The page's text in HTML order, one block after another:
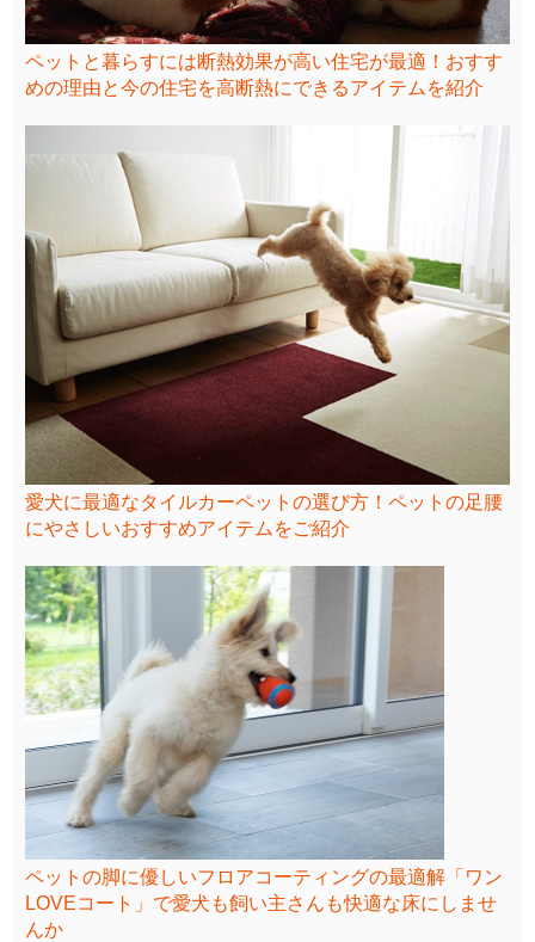
ペットと暮らすには断熱効果が高い住宅が最適！おすす
めの理由と今の住宅を高断熱にできるアイテムを紹介
愛犬に最適なタイルカーペットの選び方！ペットの足腰
にやさしいおすすめアイテムをご紹介
ペットの脚に優しいフロアコーティングの最適解「ワン
LOVEコート」で愛犬も飼い主さんも快適な床にしませ
んか